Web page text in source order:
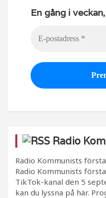
En gång i
Radio
Radio Kommunists
Radio Kommunists
TikTok-kanal den 5
kan du lyssna på här.